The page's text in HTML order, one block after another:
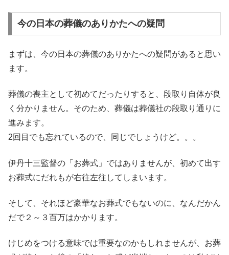
今の日本の葬儀のありかたへの疑問
まずは、今の日本の葬儀のありかたへの疑問があると思い
ます。
葬儀の喪主として初めてだったりすると、段取り自体が良
く分かりません。そのため、葬儀は葬儀社の段取り通りに
進みます。
2回目でも忘れているので、同じでしょうけど。。。
伊丹十三監督の「お葬式」ではありませんが、初めて出す
お葬式にだれもが右往左往してしまいます。
そして、それほど豪華なお葬式でもないのに、なんだかん
だで２～３百万はかかります。
けじめをつける意味では重要なのかもしれませんが、お葬